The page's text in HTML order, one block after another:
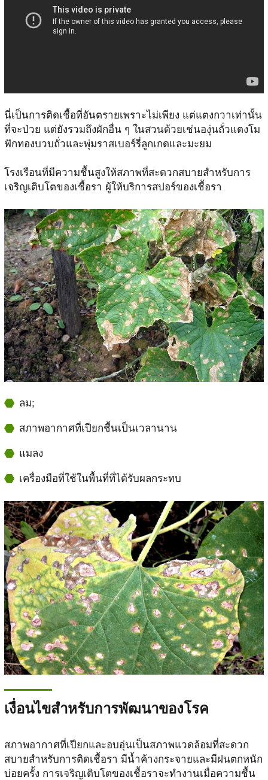
นี่เป็นการติดเชื้อที่อันตรายเพราะไม่เพียง แต่แตงกวาเท่านั้น
ที่จะป่วย แต่ยังรวมถึงผักอื่น ๆ ในสวนด้วยเช่นองุ่นถั่วแตงโม
ฟักทองบวบถั่วและพุ่มราสเบอร์รี่ลูกเกดและมะยม
โรงเรือนที่มีความชื้นสูงให้สภาพที่สะดวกสบายสำหรับการ
เจริญเติบโตของเชื้อรา ผู้ให้บริการสปอร์ของเชื้อรา
ลม;
สภาพอากาศที่เปียกชื้นเป็นเวลานาน
แมลง
เครื่องมือที่ใช้ในพื้นที่ที่ได้รับผลกระทบ
เงื่อนไขสำหรับการพัฒนาของโรค
สภาพอากาศที่เปียกและอบอุ่นเป็นสภาพแวดล้อมที่สะดวก
สบายสำหรับการติดเชื้อรา มีน้ำค้างกระจายและมีฝนตกหนัก
บ่อยครั้ง การเจริญเติบโตของเชื้อราจะทำงานเมื่อความชื้น